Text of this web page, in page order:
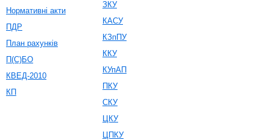
Нормативні акти
ПДР
План рахунків
П(С)БО
КВЕД-2010
КП
ЗКУ
КАСУ
КЗпПУ
ККУ
КУпАП
ПКУ
СКУ
ЦКУ
ЦПКУ